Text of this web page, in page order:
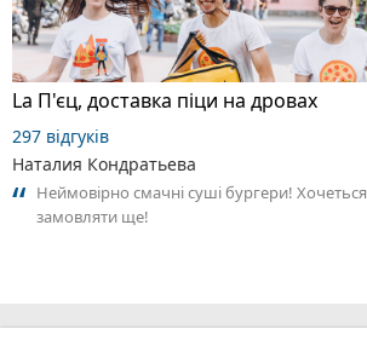
La П'єц, доставка піци на дровах
297 відгуків
Наталия Кондратьева
Неймовірно смачні суші бургери! Хочеться
замовляти ще!